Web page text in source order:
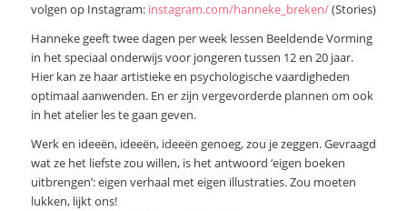
volgen op Instagram: instagram.com/hanneke_breken/(Stories)
Hanneke geeft twee dagen per week lessen Beeldende Vorming
in het speciaal onderwijs voor jongeren tussen 12 en 20 jaar.
Hier kan ze haar artistieke en psychologische vaardigheden
optimaal aanwenden. En er zijn vergevorderde plannen om ook
in het atelier les te gaan geven.
Werk en ideeën, ideeën, ideeën genoeg, zou je zeggen. Gevraagd
wat ze het liefste zou willen, is het antwoord ‘eigen boeken
uitbrengen’: eigen verhaal met eigen illustraties. Zou moeten
lukken, lijkt ons!